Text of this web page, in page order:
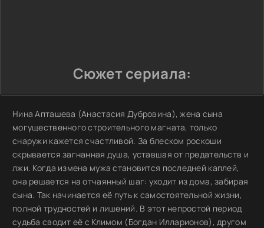
Сюжет сериала:
Нина Апташева (Анастасия Дубровина), жена сына
могущественного строительного магната, только
снаружи кажется счастливой. За блеском роскоши
скрывается загнанная душа, уставшая от предательств и
лжи. Когда измена мужа становится последней каплей,
она решается на отчаянный шаг: уходит из дома, забирая
сына. Так начинается её путь к самостоятельной жизни,
полной трудностей и лишений. В этот непростой период
судьба сводит её с Климом (Богдан Илларионов), другом